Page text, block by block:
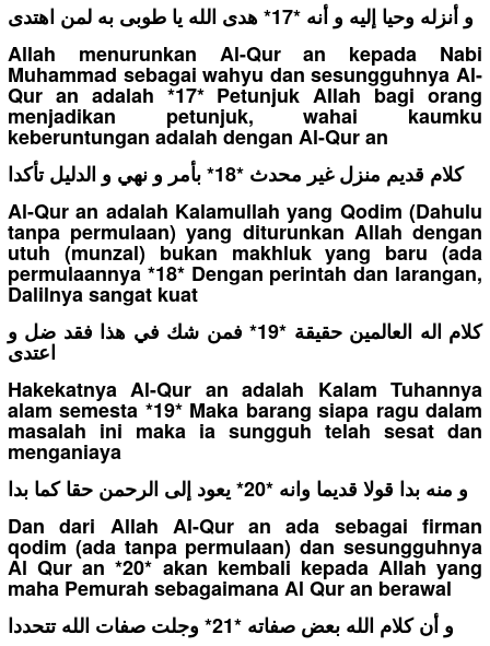
و أنزله وحيا إليه و أنه *17* هدى الله يا طوبى به لمن اهتدى
Allah menurunkan Al-Qur an kepada Nabi
Muhammad sebagai wahyu dan sesungguhnya Al-
Qur an adalah *17* Petunjuk Allah bagi orang
menjadikan petunjuk, wahai kaumku
keberuntungan adalah dengan Al-Qur an
كلام قديم منزل غير محدث *18* بأمر و نهي و الدليل تأكدا
Al-Qur an adalah Kalamullah yang Qodim (Dahulu
tanpa permulaan) yang diturunkan Allah dengan
utuh (munzal) bukan makhluk yang baru (ada
permulaannya *18* Dengan perintah dan larangan,
Dalilnya sangat kuat
كلام اله العالمين حقيقة *19* فمن شك في هذا فقد ضل و
اعتدى
Hakekatnya Al-Qur an adalah Kalam Tuhannya
alam semesta *19* Maka barang siapa ragu dalam
masalah ini maka ia sungguh telah sesat dan
menganiaya
و منه بدا قولا قديما وانه *20* يعود إلى الرحمن حقا كما بدا
Dan dari Allah Al-Qur an ada sebagai firman
qodim (ada tanpa permulaan) dan sesungguhnya
Al Qur an *20* akan kembali kepada Allah yang
maha Pemurah sebagaimana Al Qur an berawal
و أن كلام الله بعض صفاته *21* وجلت صفات الله تتحددا